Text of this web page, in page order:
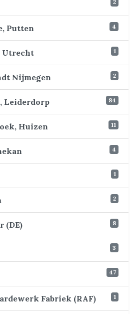
2
Putten 4
Utrecht 1
Nijmegen 2
Leiderdorp 84
Huizen 11
4
1
2
(DE) 8
3
47
Fabriek (RAF) 1